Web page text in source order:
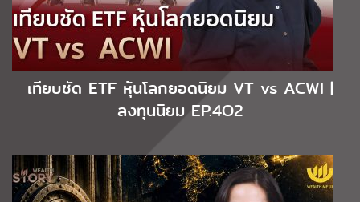
เทียบชัด ETF หุ้นโลกยอดนิยม VT vs ACWI |
ลงทุนนิยม EP.4O2